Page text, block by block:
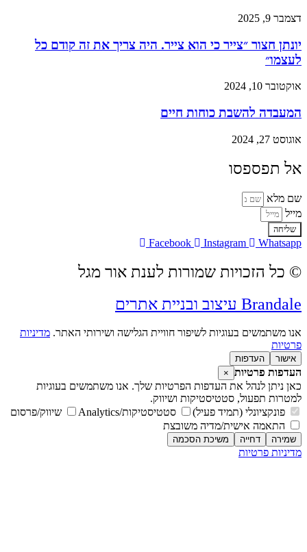
דצמבר 9, 2025
יונתן חצור ״צייר כי הוא צייר. היה צריך את זה קודם כל
לעצמו״
אוקטובר 10, 2024
המעבדה להשבת כוחות חיים
אוגוסט 27, 2024
אל תפספסו
שם מלא
מייל
שליחה
Facebook Instagram Whatsapp
© כל הזכויות שמורות לענת אור מגל
Brandale עיצוב ובניית אתרים
אנו משתמשים בעוגיות לשיפור חוויית הגלישה ושירותי האתר. מדיניות
פרטיות
אישור העדפות
העדפות פרטיות ×
כאן ניתן לנהל את העדפות הפרטיות שלך. אנו משתמשים בעוגיות
למטרות תפעול, סטטיסטיקות ושיווק.
פונקציונלי (תמיד פעיל)
סטטיסטיקות/Analytics
שיווק/פרסום
התאמה אישית/מדיה משובצת
שמירה דחייה משיכת הסכמה
מדיניות פרטיות